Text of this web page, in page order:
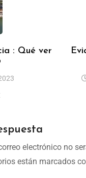
: Qué ver
electrónico no
están marcados